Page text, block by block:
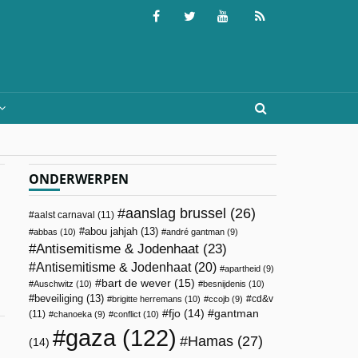
ONDERWERPEN
aalst carnaval (11) aanslag brussel (26)
abbas (10) abou jahjah (13) andré gantman (9)
Antisemitisme & Jodenhaat (23)
Antisemitisme & Jodenhaat(20) apartheid (9)
Auschwitz (10) bart de wever (15) besnijdenis (10)
beveiliging (13) brigitte herremans (10) ccojb (9)
cd&v
(11)
chanoeka (9) conflict (10) fjo (14) gantman
(14) gaza(122) Hamas (27)